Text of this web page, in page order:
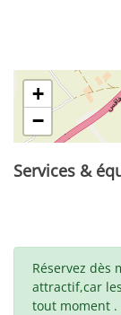
+
−
Services &
Réservez
attractif,car
tout moment .